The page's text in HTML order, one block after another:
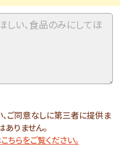
ご同意なしに第三者に提供ま
りません。
らをご覧ください。